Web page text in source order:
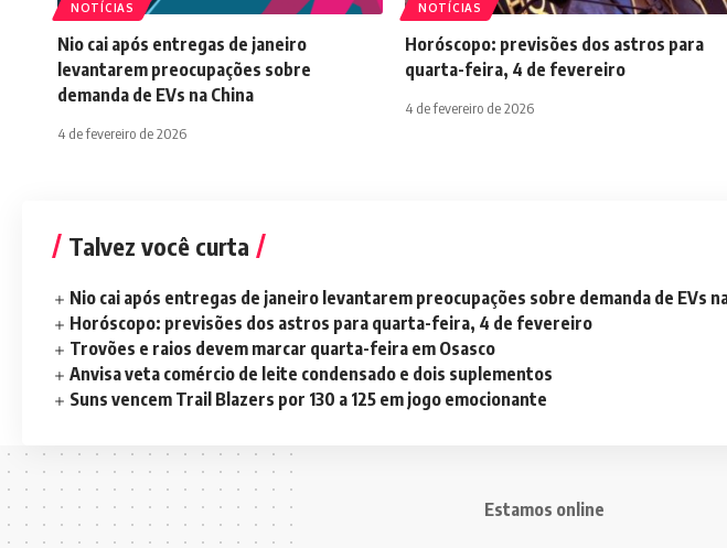
NOTÍCIAS
Nio cai após entregas de janeiro
levantarem preocupações sobre
demanda de EVs na China
4 de fevereiro de 2026
NOTÍCIAS
Horóscopo: previsões dos astros para
quarta-feira, 4 de fevereiro
4 de fevereiro de 2026
Talvez você curta
Nio cai após entregas de janeiro levantarem preocupações sobre demanda de EVs
Horóscopo: previsões dos astros para quarta-feira, 4 de fevereiro
Trovões e raios devem marcar quarta-feira em Osasco
Anvisa veta comércio de leite condensado e dois suplementos
Suns vencem Trail Blazers por 130 a 125 em jogo emocionante
Estamos online